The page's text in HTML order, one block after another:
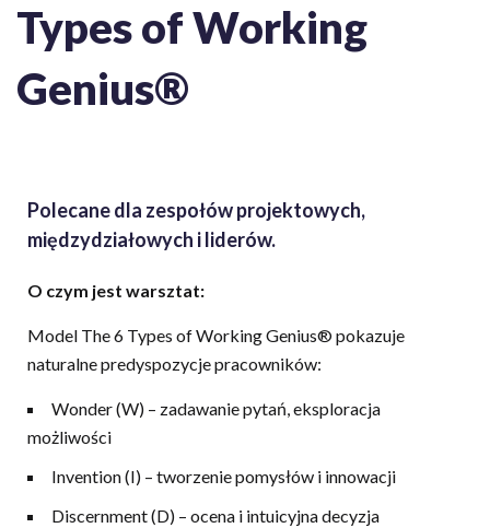
Types of Working
Genius®
Polecane dla zespołów projektowych,
międzydziałowych i liderów.
O czym jest warsztat:
Model The 6 Types of Working Genius® pokazuje
naturalne predyspozycje pracowników:
Wonder (W) – zadawanie pytań, eksploracja
możliwości
Invention (I) – tworzenie pomysłów i innowacji
Discernment (D) – ocena i intuicyjna decyzja